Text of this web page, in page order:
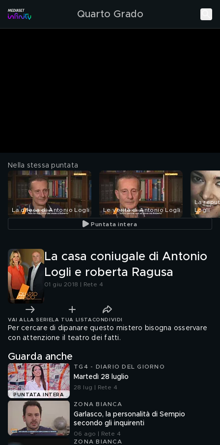
Quarto Grado
Nella stessa puntata
La difesa di Antonio Logli Le verità di Antonio Logli
La
Logli
Puntata intera
La casa coniugale di Antonio
Logli e roberta Ragusa
01 giu 2018 | Rete 4
VAI ALLA SERIE LA TUA LISTA CONDIVIDI
Per cercare di dipanare questo mistero bisogna osservare
con attenzione il teatro dei fatti.
Guarda anche
PUNTATA INTERA
TG4 - DIARIO DEL GIORNO
Martedì 28 luglio
28 lug | Rete 4
ZONA BIANCA
Garlasco, la personalità di Sempio
secondo gli inquirenti
06 ago | Rete 4
ZONA BIANCA